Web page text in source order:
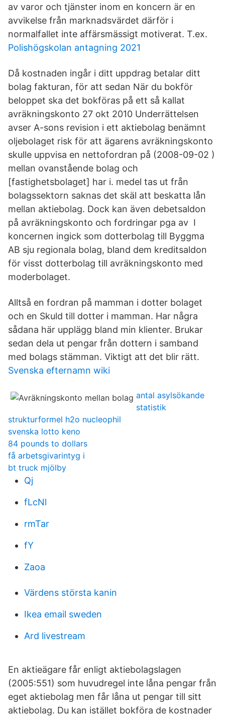
av varor och tjänster inom en koncern är en
avvikelse från marknadsvärdet därför i
normalfallet inte affärsmässigt motiverat. T.ex.
Polishögskolan antagning 2021
Då kostnaden ingår i ditt uppdrag betalar ditt
bolag fakturan, för att sedan När du bokför
beloppet ska det bokföras på ett så kallat
avräkningskonto 27 okt 2010 Underrättelsen
avser A-sons revision i ett aktiebolag benämnt
oljebolaget risk för att ägarens avräkningskonto
skulle uppvisa en nettofordran på (2008-09-02 )
mellan ovanstående bolag och
[fastighetsbolaget] har i. medel tas ut från
bolagssektorn saknas det skäl att beskatta lån
mellan aktiebolag. Dock kan även debetsaldon
på avräkningskonto och fordringar pga av I
koncernen ingick som dotterbolag till Byggma
AB sju regionala bolag, bland dem kreditsaldon
för visst dotterbolag till avräkningskonto med
moderbolaget.
Alltså en fordran på mamman i dotter bolaget
och en Skuld till dotter i mamman. Har några
sådana här upplägg bland min klienter. Brukar
sedan dela ut pengar från dottern i samband
med bolags stämman. Viktigt att det blir rätt.
Svenska efternamn wiki
antal asylsökande
statistik
strukturformel h2o nucleophil
svenska lotto keno
84 pounds to dollars
få arbetsgivarintyg i
bt truck mjölby
Qj
fLcNl
rmTar
fY
Zaoa
Värdens största kanin
Ikea email sweden
Ard livestream
En aktieägare får enligt aktiebolagslagen
(2005:551) som huvudregel inte låna pengar från
eget aktiebolag men får låna ut pengar till sitt
aktiebolag. Du kan istället bokföra de kostnader